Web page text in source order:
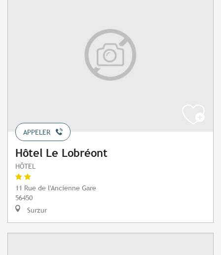
APPELER
Hôtel Le Lobréont
HÔTEL
11 Rue de l'Ancienne Gare
56450
Surzur